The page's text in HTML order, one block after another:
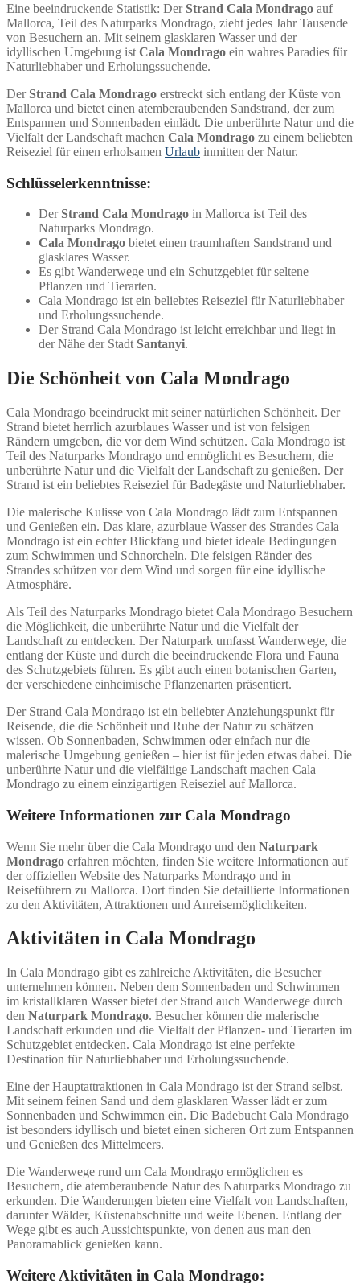
Eine beeindruckende Statistik: Der Strand Cala Mondrago auf
Mallorca, Teil des Naturparks Mondrago, zieht jedes Jahr Tausende
von Besuchern an. Mit seinem glasklaren Wasser und der
idyllischen Umgebung ist Cala Mondrago ein wahres Paradies für
Naturliebhaber und Erholungssuchende.
Der Strand Cala Mondrago erstreckt sich entlang der Küste von
Mallorca und bietet einen atemberaubenden Sandstrand, der zum
Entspannen und Sonnenbaden einlädt. Die unberührte Natur und die
Vielfalt der Landschaft machen Cala Mondrago zu einem beliebten
Reiseziel für einen erholsamen Urlaub inmitten der Natur.
Schlüsselerkenntnisse:
Der Strand Cala Mondrago in Mallorca ist Teil des
Naturparks Mondrago.
Cala Mondrago bietet einen traumhaften Sandstrand und
glasklares Wasser.
Es gibt Wanderwege und ein Schutzgebiet für seltene
Pflanzen und Tierarten.
Cala Mondrago ist ein beliebtes Reiseziel für Naturliebhaber
und Erholungssuchende.
Der Strand Cala Mondrago ist leicht erreichbar und liegt in
der Nähe der Stadt Santanyi.
Die Schönheit von Cala Mondrago
Cala Mondrago beeindruckt mit seiner natürlichen Schönheit. Der
Strand bietet herrlich azurblaues Wasser und ist von felsigen
Rändern umgeben, die vor dem Wind schützen. Cala Mondrago ist
Teil des Naturparks Mondrago und ermöglicht es Besuchern, die
unberührte Natur und die Vielfalt der Landschaft zu genießen. Der
Strand ist ein beliebtes Reiseziel für Badegäste und Naturliebhaber.
Die malerische Kulisse von Cala Mondrago lädt zum Entspannen
und Genießen ein. Das klare, azurblaue Wasser des Strandes Cala
Mondrago ist ein echter Blickfang und bietet ideale Bedingungen
zum Schwimmen und Schnorcheln. Die felsigen Ränder des
Strandes schützen vor dem Wind und sorgen für eine idyllische
Atmosphäre.
Als Teil des Naturparks Mondrago bietet Cala Mondrago Besuchern
die Möglichkeit, die unberührte Natur und die Vielfalt der
Landschaft zu entdecken. Der Naturpark umfasst Wanderwege, die
entlang der Küste und durch die beeindruckende Flora und Fauna
des Schutzgebiets führen. Es gibt auch einen botanischen Garten,
der verschiedene einheimische Pflanzenarten präsentiert.
Der Strand Cala Mondrago ist ein beliebter Anziehungspunkt für
Reisende, die die Schönheit und Ruhe der Natur zu schätzen
wissen. Ob Sonnenbaden, Schwimmen oder einfach nur die
malerische Umgebung genießen – hier ist für jeden etwas dabei. Die
unberührte Natur und die vielfältige Landschaft machen Cala
Mondrago zu einem einzigartigen Reiseziel auf Mallorca.
Weitere Informationen zur Cala Mondrago
Wenn Sie mehr über die Cala Mondrago und den Naturpark
Mondrago erfahren möchten, finden Sie weitere Informationen auf
der offiziellen Website des Naturparks Mondrago und in
Reiseführern zu Mallorca. Dort finden Sie detaillierte Informationen
zu den Aktivitäten, Attraktionen und Anreisemöglichkeiten.
Aktivitäten in Cala Mondrago
In Cala Mondrago gibt es zahlreiche Aktivitäten, die Besucher
unternehmen können. Neben dem Sonnenbaden und Schwimmen
im kristallklaren Wasser bietet der Strand auch Wanderwege durch
den Naturpark Mondrago. Besucher können die malerische
Landschaft erkunden und die Vielfalt der Pflanzen- und Tierarten im
Schutzgebiet entdecken. Cala Mondrago ist eine perfekte
Destination für Naturliebhaber und Erholungssuchende.
Eine der Hauptattraktionen in Cala Mondrago ist der Strand selbst.
Mit seinem feinen Sand und dem glasklaren Wasser lädt er zum
Sonnenbaden und Schwimmen ein. Die Badebucht Cala Mondrago
ist besonders idyllisch und bietet einen sicheren Ort zum Entspannen
und Genießen des Mittelmeers.
Die Wanderwege rund um Cala Mondrago ermöglichen es
Besuchern, die atemberaubende Natur des Naturparks Mondrago zu
erkunden. Die Wanderungen bieten eine Vielfalt von Landschaften,
darunter Wälder, Küstenabschnitte und weite Ebenen. Entlang der
Wege gibt es auch Aussichtspunkte, von denen aus man den
Panoramablick genießen kann.
Weitere Aktivitäten in Cala Mondrago: